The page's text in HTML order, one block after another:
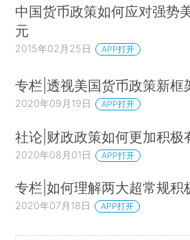
中国货币政策如何应对强势
元
2015年02月25日 APP打开
专栏|透视美国货币政策新框
2020年09月19日 APP打开
社论|财政政策如何更加积极
2020年08月01日 APP打开
专栏|如何理解两大超常规积
2020年07月18日 APP打开